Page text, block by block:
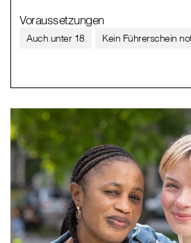
Voraussetzungen
Auch unter 18 Kein Führerschein